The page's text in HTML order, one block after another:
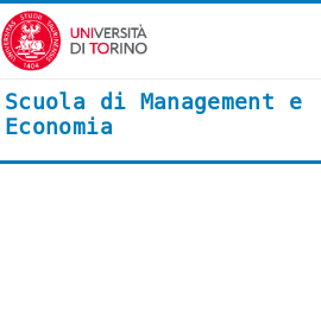
Vai al contenuto principale
Scuola di Management e
Economia